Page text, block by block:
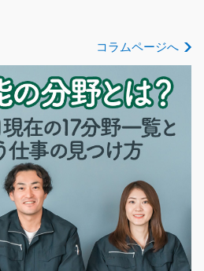
験の方も歓迎な一般事務♪ＰＣ
気になる
ターの仕事/y08_00333
械に部材をセットしてボタン
…
コラムページへ